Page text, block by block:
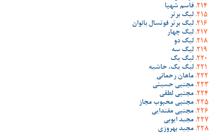
قاسم شهبا
لیگ برتر
لیگ برتر فوتسال بانوان
لیگ چهار
لیگ دو
لیگ سه
لیگ یک
لیگ یک، حاشیه
ماهان رحمانی
مجتبی حسینی
مجتبی لطفی
مجتبی محبوب مجاز
مجتبی مقتدایی
مجید ایوبی
مجید بهروزی